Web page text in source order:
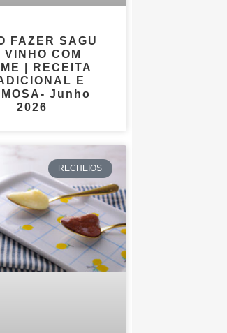
FAZER SAGU
VINHO COM
| RECEITA
E
Junho
2026
RECHEIOS